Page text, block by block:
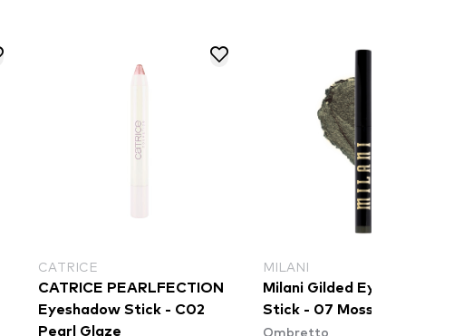
CATRICE
CATRICE PEARLFECTION
Eyeshadow Stick - C02
Pearl Glaze
MILANI
Milani Gilded Eyeshadow
Stick - 07 Moss
Ombretto